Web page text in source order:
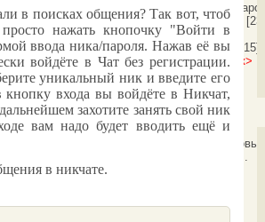
[23:41:52]
<Ботинок> topalex:
[23:41:58]<Ботинок>Всем пока!
<topalex>Ботинок: [23:42:15]
нам завтpа ?[16:36:24]<Ботинок>
Ботинок полетел большой кремовый
Гость426: печально....
в поисках общения? Так вот, чтоб
просто нажать кнопочку "Войти в
ввода ника/пароля. Нажав её вы
войдёте в Чат без регистрации.
уникальный ник и введите его
входа вы войдёте в Никчат,
захотите занять свой ник
вам надо будет вводить ещё и
в никчате.